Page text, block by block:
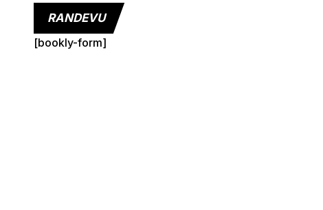
RANDEVU
[bookly-form]